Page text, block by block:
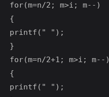
for(m=n/2; m>i; m--)
{
printf(" ");
}
for(m=n/2+1; m>i; m--)
{
printf(" ");